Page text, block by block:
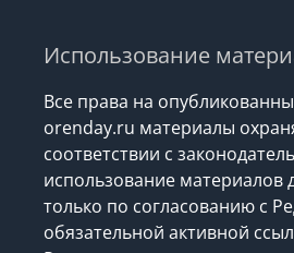
Использование
Все права на
orenday.ru материалы
соответствии с
использование материалов
только по согласованию с
обязательной активной